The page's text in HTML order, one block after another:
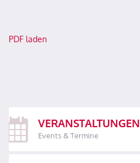
PDF laden
VERANSTALTUNGEN
Events & Termine